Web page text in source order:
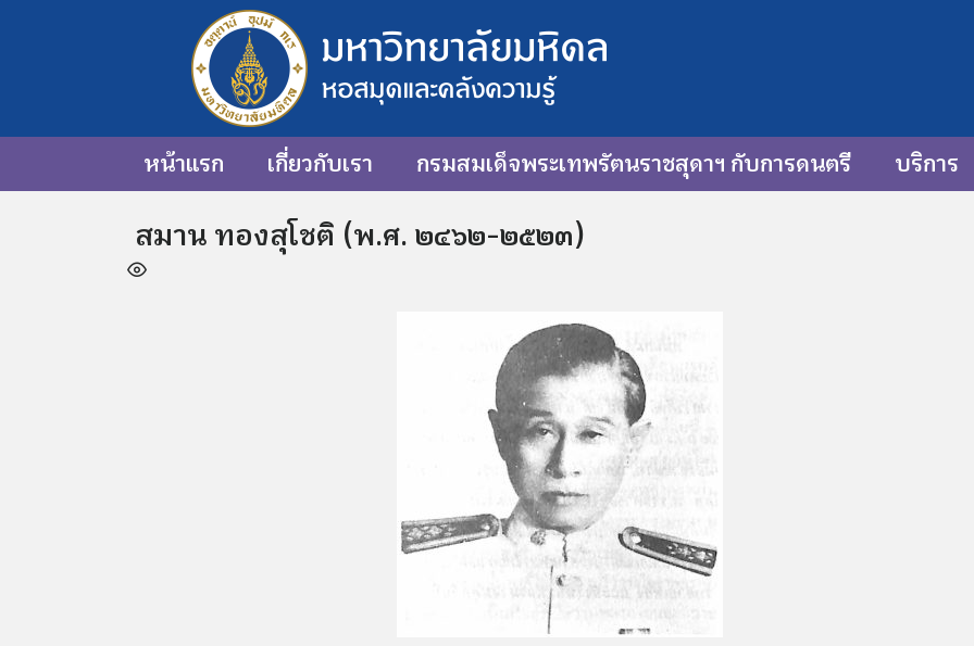
หน้าแรก เกี่ยวกับเรา กรมสมเด็จพระเทพรัตนราชสุดาฯ กับการดนตรี บริการ
สมาน ทองสุโชติ (พ.ศ. ๒๔๖๒-๒๕๒๓)